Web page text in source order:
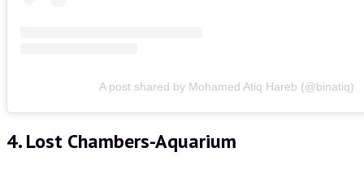
A post shared by Mohamed Atiq Hareb (@binatiq)
4. Lost Chambers-Aquarium